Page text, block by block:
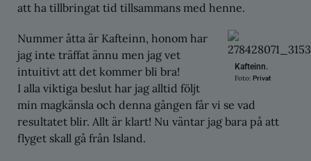
att ha tillbringat tid tillsammans med henne.
Kafteinn.
Foto: Privat
Nummer åtta är Kafteinn, honom har
jag inte träffat ännu men jag vet
intuitivt att det kommer bli bra!
I alla viktiga beslut har jag alltid följt
min magkänsla och denna gången får vi se vad
resultatet blir. Allt är klart! Nu väntar jag bara på att
flyget skall gå från Island.